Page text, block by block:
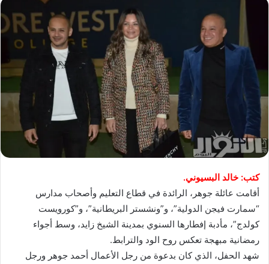
كتب: خالد البسيوني.
أقامت عائلة جوهر، الرائدة في قطاع التعليم وأصحاب مدارس
“سمارت فيجن الدولية”، و”ونشستر البريطانية”، و”كورويست
كولدج”، مأدبة إفطارها السنوي بمدينة الشيخ زايد، وسط أجواء
رمضانية مبهجة تعكس روح الود والترابط.
شهد الحفل، الذي كان بدعوة من رجل الأعمال أحمد جوهر ورجل